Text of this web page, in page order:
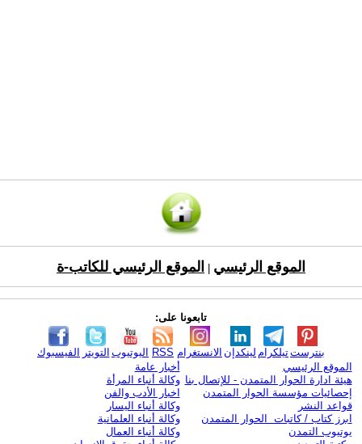
الموقع الرئيسي الموقع الرئيسي للكاتب-ة
تابعونا على:
الفيسبوك التويتر اليوتيوب RSS الانستغرام لينكدإن تيلكرامبنترست
الموقع الرئيسي
هيئة ادارة الحوار المتمدن - للإتصال بنا
إحصائيات مؤسسة الحوار المتمدن
قواعد النشر
ابرز كتاب / كاتبات الحوار المتمدن
يوتيوب التمدن
أخبار عامة
وكالة أنباء المرأة
اخبار الأدب والفن
وكالة أنباء اليسار
وكالة أنباء العلمانية
وكالة أنباء العمال